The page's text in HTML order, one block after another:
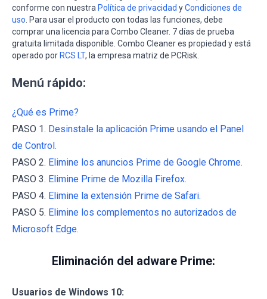
conforme con nuestra Política de privacidad yCondiciones de
uso. Para usar el producto con todas las funciones, debe
comprar una licencia para Combo Cleaner. 7 días de prueba
gratuita limitada disponible. Combo Cleaner es propiedad y está
operado por RCS LT, la empresa matriz de PCRisk.
Menú rápido:
¿Qué es Prime?
PASO 1. Desinstale la aplicación Prime usando el Panel
de Control.
PASO 2. Elimine los anuncios Prime de Google Chrome.
PASO 3. Elimine Prime de Mozilla Firefox.
PASO 4. Elimine la extensión Prime de Safari.
PASO 5. Elimine los complementos no autorizados de
Microsoft Edge.
Eliminación del adware Prime:
Usuarios de Windows 10: